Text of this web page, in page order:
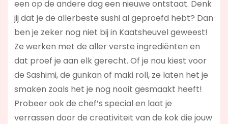
een op de andere dag een nieuwe ontstaat. Denk
jij dat je de allerbeste sushi al geproefd hebt? Dan
ben je zeker nog niet bij in Kaatsheuvel geweest!
Ze werken met de aller verste ingrediënten en
dat proef je aan elk gerecht. Of je nou kiest voor
de Sashimi, de gunkan of maki roll, ze laten het je
smaken zoals het je nog nooit gesmaakt heeft!
Probeer ook de chef’s special en laat je
verrassen door de creativiteit van de kok die jouw